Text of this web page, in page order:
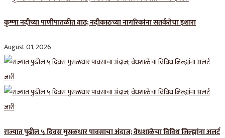
कृष्णा नदीच्या पाणीपातळीत वाढ; नदीकाठच्या नागरिकांना सतर्कतेचा इशारा
August 01, 2026
राज्यात पुढील ५ दिवस मुसळधार पावसाचा अंदाज; वेधशाळेचा विविध जिल्ह्यांना अलर्ट